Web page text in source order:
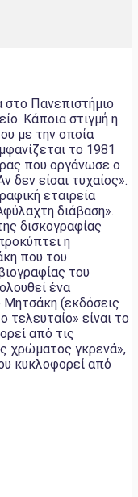
Πανεπιστήμιο
Κάποια στιγμή η
με την οποία
το 1981
που οργάνωσε ο
δεν είσαι τυχαίος».
εταιρεία
διάβαση».
δισκογραφίας
η
που του
του
ένα
(εκδόσεις
είναι το
από τις
χρώματος γκρενά»,
κυκλοφορεί από